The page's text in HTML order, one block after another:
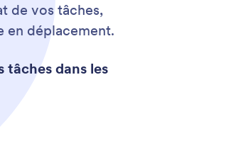
de vos tâches,
en déplacement.
tâches dans les